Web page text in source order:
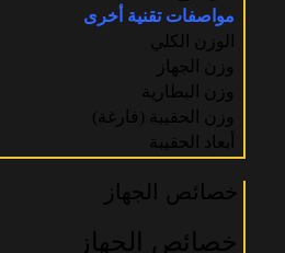
مواصفات تقنية أخرى
الوزن الكلي
وزن الجهاز
وزن البطارية
وزن الحقيبة (فارغة)
أبعاد الحقيبة
خصائص الجهاز
خصائص الجهاز